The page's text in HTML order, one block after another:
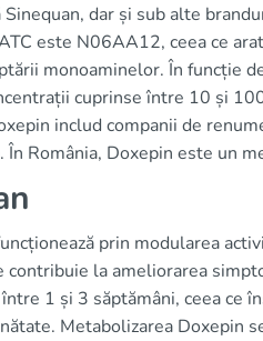
dar și sub alte
este N06AA12, ceea ce
monoaminelor. În funcție
cuprinse între 10 și
includ companii de
România, Doxepin este un
prin modularea
la ameliorarea
1 și 3 săptămâni, ceea ce
Metabolizarea Doxepin